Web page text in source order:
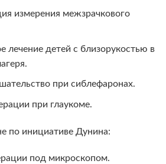
измерения межзрачкового
лечение детей с близорукостью в
при сиблефаронах.
при глаукоме.
по инициативе Дунина:
под микроскопом.